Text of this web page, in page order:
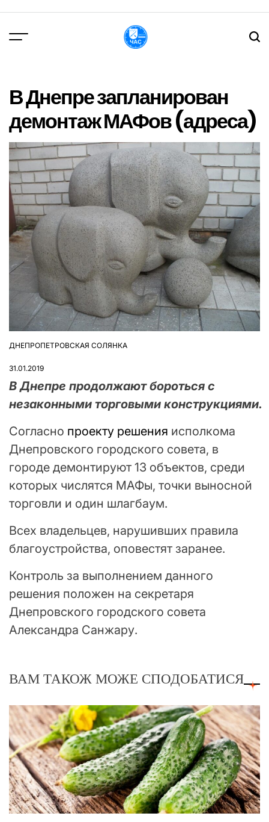
вмісту
В Днепре запланирован
демонтаж МАФов (адреса)
ОПУБЛІКУВАТИ
ДНЕПРОПЕТРОВСКАЯ СОЛЯНКА
31.01.2019
В Днепре продолжают бороться с
незаконными торговыми конструкциями.
Согласно проекту решения исполкома
Днепровского городского совета, в
городе демонтируют 13 объектов, среди
которых числятся МАФы, точки выносной
торговли и один шлагбаум.
Всех владельцев, нарушивших правила
благоустройства, оповестят заранее.
Контроль за выполнением данного
решения положен на секретаря
Днепровского городского совета
Александра Санжару.
ВАМ ТАКОЖ МОЖЕ СПОДОБАТИСЯ